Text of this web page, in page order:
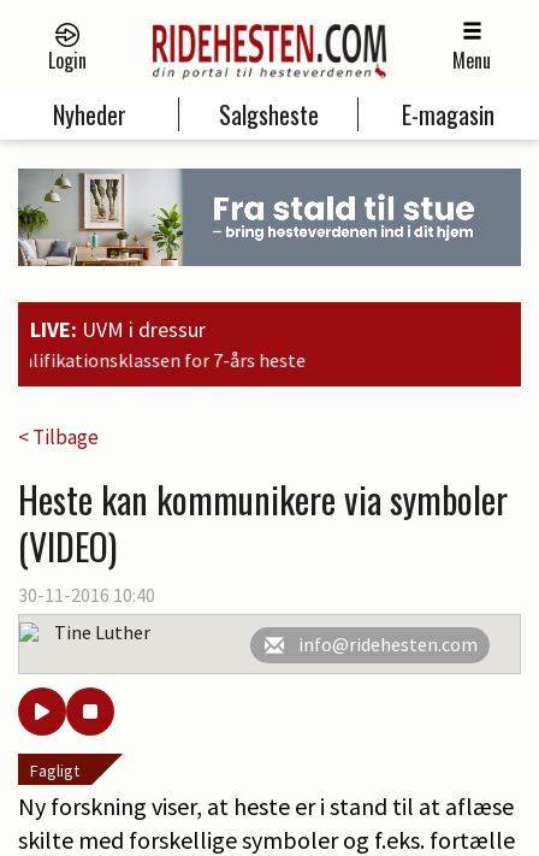
Login Menu
Nyheder Salgsheste E-magasin
LIVE: UVM i dressur
7-års heste
< Tilbage
Heste kan kommunikere via symboler
(VIDEO)
30-11-2016 10:40
Tine Luther
info@ridehesten.com
Fagligt
Ny forskning viser, at heste er i stand til at aflæse
skilte med forskellige symboler og f.eks. fortælle